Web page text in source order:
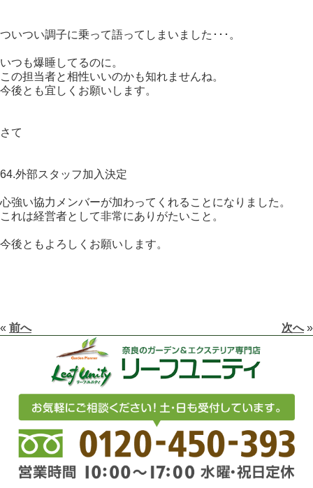
ついつい調子に乗って語ってしまいました･･･。
いつも爆睡してるのに。
この担当者と相性いいのかも知れませんね。
今後とも宜しくお願いします。
さて
64.外部スタッフ加入決定
心強い協力メンバーが加わってくれることになりました。
これは経営者として非常にありがたいこと。
今後ともよろしくお願いします。
« 前へ 次へ»